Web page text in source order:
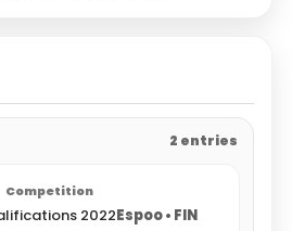
2 entries
2022Espoo • FIN